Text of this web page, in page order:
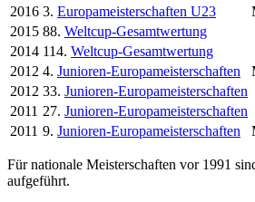
2016 3. Europameisterschaften U23
2015 88. Weltcup-Gesamtwertung
2014 114. Weltcup-Gesamtwertung
2012 4. Junioren-Europameisterschaften
2012 33. Junioren-Europameisterschaften
2011 27. Junioren-Europameisterschaften
2011 9. Junioren-Europameisterschaften
Für nationale Meisterschaften vor 1991
aufgeführt.